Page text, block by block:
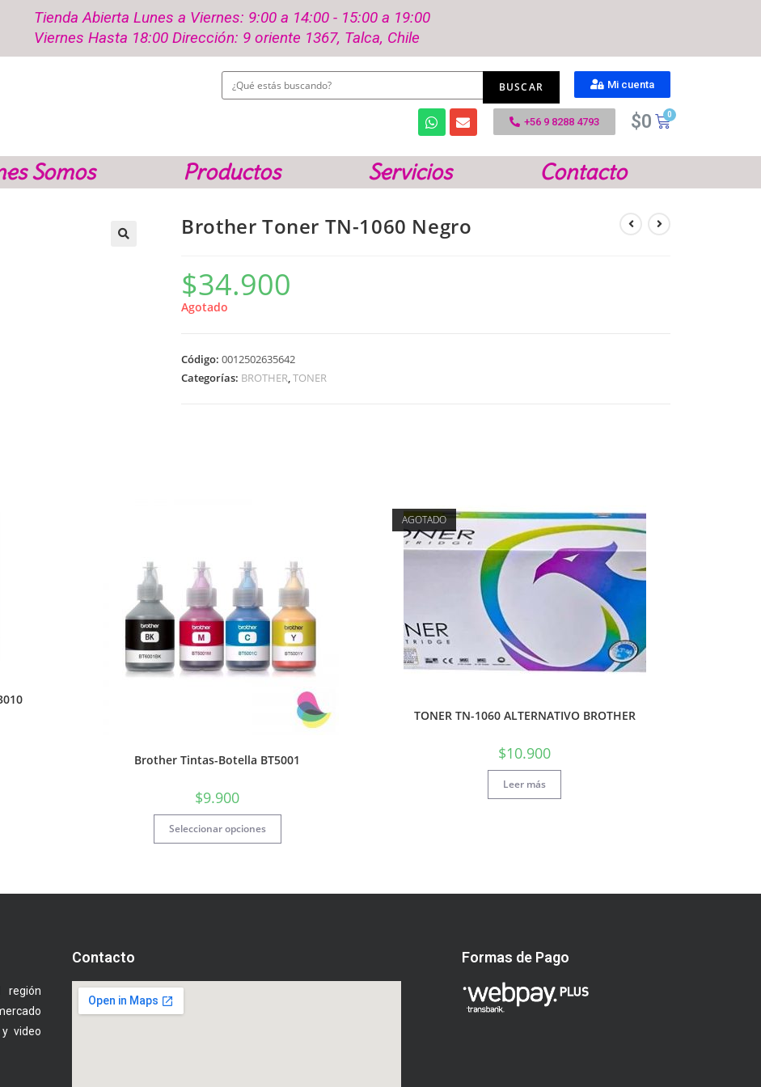
Tienda Abierta Lunes a Viernes: 9:00 a 14:00 - 15:00 a 19:00
Viernes Hasta 18:00 Dirección: 9 oriente 1367, Talca, Chile
Mi cuenta
+56 9 8288 4793 $0
Somos Productos Servicios Contacto
Brother Toner TN-1060 Negro
$34.900
Agotado
Código:0012502635642
Categorías: BROTHER,TONER
Brother Tintas-Botella BT5001
$9.900
Seleccionar opciones
AGOTADO
TONER TN-1060 ALTERNATIVO BROTHER
$10.900
Leer más
video
Contacto Formas de Pago